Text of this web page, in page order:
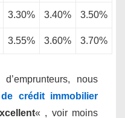
3.30% 3.40% 3.50%
3.55% 3.60% 3.70%
nous
crédit immobilier
« , voir moins